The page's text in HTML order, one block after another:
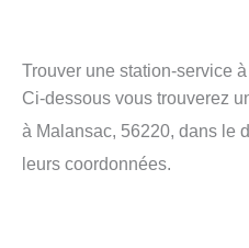
Trouver une station-service
Ci-dessous vous trouverez
à Malansac, 56220, dans le
leurs coordonnées.